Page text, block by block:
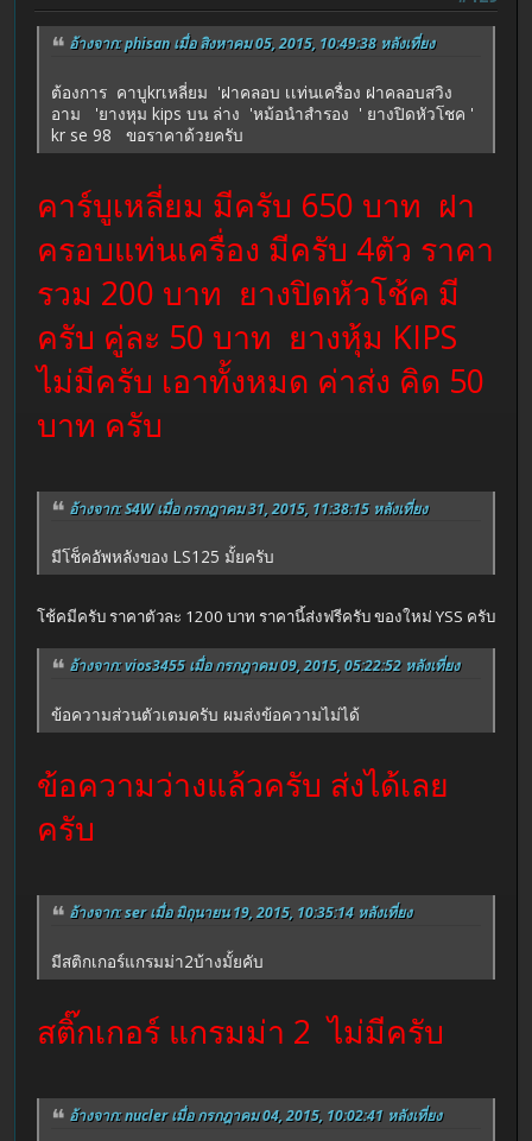
อ้างจาก: phisan เมื่อ สิงหาคม 05, 2015, 10:49:38 หลังเที่ยง
ต้องการ คาบูkrเหลี่ยม 'ฝาคลอบ เเท่นเครื่อง ฝาคลอบสวิง
อาม 'ยางหุม kips บน ล่าง 'หม้อนำสำรอง ' ยางปิดหัวโชค '
kr se 98 ขอราคาด้วยครับ
คาร์บูเหลี่ยม มีครับ 650 บาท ฝา
ครอบแท่นเครื่อง มีครับ 4ตัว ราคา
รวม 200 บาท ยางปิดหัวโช้ค มี
ครับ คู่ละ 50 บาท ยางหุ้ม KIPS
ไม่มีครับ เอาทั้งหมด ค่าส่ง คิด 50
บาท ครับ
อ้างจาก: S4W เมื่อ กรกฎาคม 31, 2015, 11:38:15 หลังเที่ยง
มีโช็คอัพหลังของ LS125 มั้ยครับ
โช้คมีครับ ราคาตัวละ 1200 บาท ราคานี้ส่งฟรีครับ ของใหม่ YSS ครับ
อ้างจาก: vios3455 เมื่อ กรกฎาคม 09, 2015, 05:22:52 หลังเที่ยง
ข้อความส่วนตัวเตมครับ ผมส่งข้อความไม่ได้
ข้อความว่างแล้วครับ ส่งได้เลย
ครับ
อ้างจาก: ser เมื่อ มิถุนายน 19, 2015, 10:35:14 หลังเที่ยง
มีสติกเกอร์แกรมม่า2บ้างมั้ยคับ
สติ๊กเกอร์ แกรมม่า 2 ไม่มีครับ
อ้างจาก: nucler เมื่อ กรกฎาคม 04, 2015, 10:02:41 หลังเที่ยง